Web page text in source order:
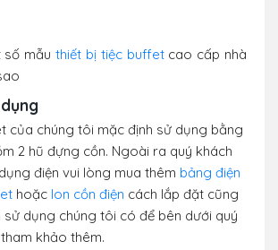
số mẫuthiết bị tiệc buffetcao cấp nhà
của chúng tôi mặc định sử dụng bằng
2 hũ đựng cồn. Ngoài ra quý khách
điện vui lòng mua thêm bảng điện
hoặc lon cồn điện cách lắp đặt cũng
sử dụng chúng tôi có để bên dưới quý
khảo thêm.